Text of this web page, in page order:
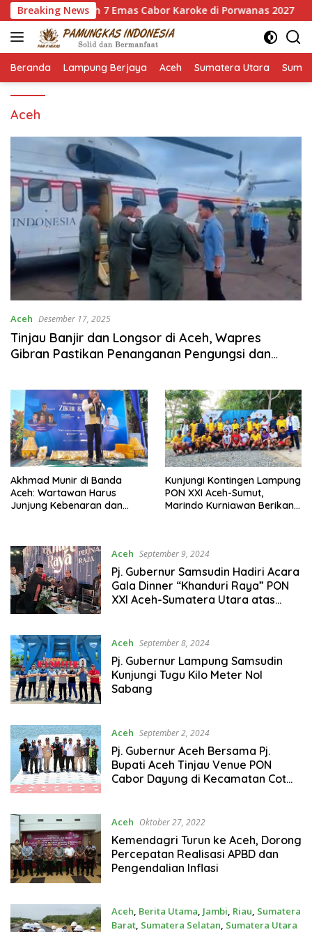
Langsung
ke
konten
Breaking News
Bersih 7 Emas Cabor Karoke di Porwanas 2027
Beranda Lampung Berjaya Aceh Sumatera Utara
Aceh
Aceh Desember 17, 2025
Tinjau Banjir dan Longsor di Aceh, Wapres
Gibran Pastikan Penanganan Pengungsi dan
Akhmad Munir di Banda
Aceh: Wartawan Harus
Junjung Kebenaran dan
Kunjungi Kontingen Lampung
PON XXI Aceh-Sumut,
Marindo Kurniawan Berikan
Aceh September 9, 2024
Pj. Gubernur Samsudin Hadiri Acara
Gala Dinner “Khanduri Raya” PON
XXI Aceh-Sumatera Utara atas
Aceh September 8, 2024
Pj. Gubernur Lampung Samsudin
Kunjungi Tugu Kilo Meter Nol
Sabang
Aceh September 2, 2024
Pj. Gubernur Aceh Bersama Pj.
Bupati Aceh Tinjau Venue PON
Cabor Dayung di Kecamatan Cot
Aceh Oktober 27, 2022
Kemendagri Turun ke Aceh, Dorong
Percepatan Realisasi APBD dan
Pengendalian Inflasi
Aceh Berita Utama Jambi Riau Sumatera
Barat, Sumatera Selatan Sumatera Utara